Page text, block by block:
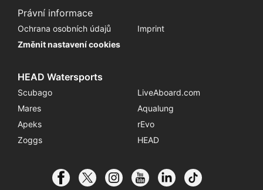
Právní informace
Ochrana osobních údajů
Imprint
Změnit nastavení cookies
HEAD Watersports
Scubago
LiveAboard.com
Mares
Aqualung
Apeks
rEvo
Zoggs
HEAD